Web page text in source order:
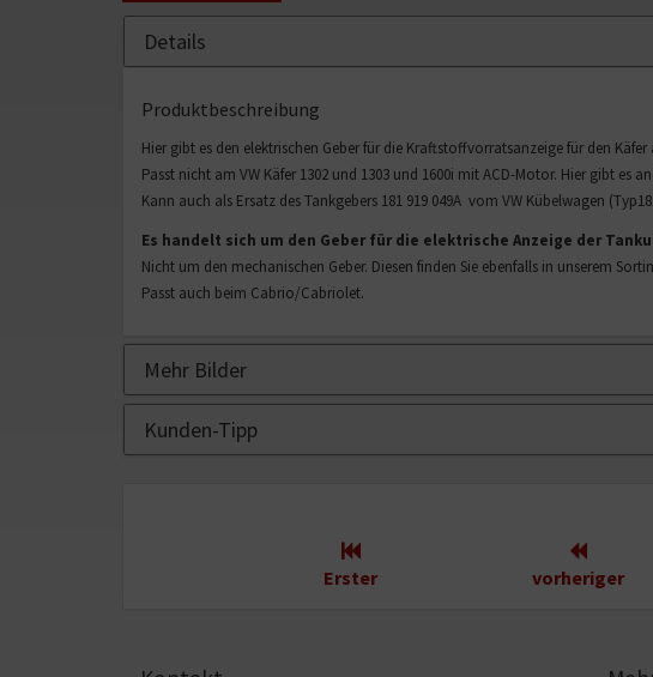
Bild
von
Tankgeber
Vorratsgeber
für
VW
Karmann
Ghia
Kübel
elektrisch
(0494)
Details
Produktbeschreibung
Hier gibt es den elektrischen Geber für die Kraftstoffvorratsanzeige für den
Passt nicht am VW Käfer 1302 und 1303 und 1600i mit ACD-Motor. Hier gibt es
Kann auch als Ersatz des Tankgebers 181 919 049A vom VW Kübelwagen
Es handelt sich um den Geber für die elektrische Anzeige der
Nicht um den mechanischen Geber. Diesen finden Sie ebenfalls in unserem
Passt auch beim Cabrio/Cabriolet.
Mehr Bilder
Kunden-Tipp
Erster vorheriger